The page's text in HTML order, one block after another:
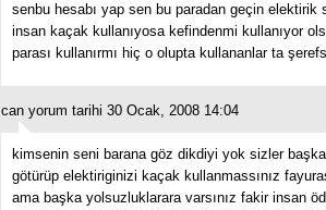
senbu hesabı yap sen bu paradan geçin elektirik
insan kaçak kullanıyosa kefindenmi kullanıyor
parası kullanırmı hiç o olupta kullananlar ta
can yorum tarihi 30 Ocak, 2008 14:04
kimsenin seni barana göz dikdiyi yok sizler
götürüp elektiriginizi kaçak kullanmassınız
ama başka yolsuzluklarara varsınız fakir insan